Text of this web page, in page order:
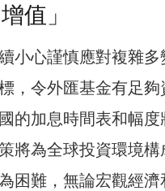
值」
小心謹慎應對複雜
，令外匯基金有足
的加息時間表和幅
將為全球投資環境
困難，無論宏觀經